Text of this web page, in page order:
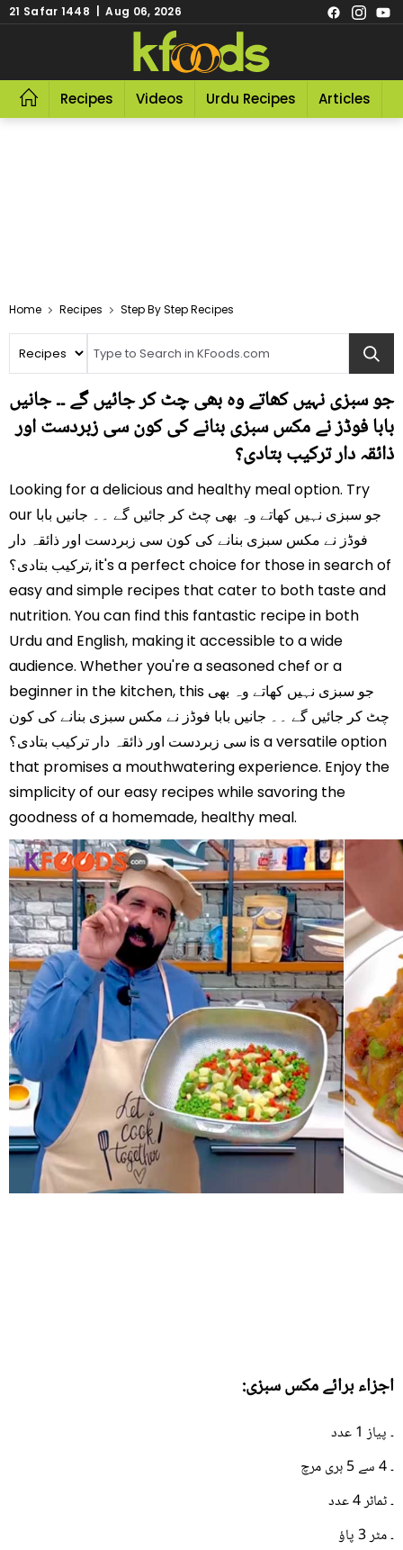
21 Safar 1448 | Aug 06, 2026
Recipes Videos Urdu Recipes Articles
Home Recipes Step By Step Recipes
جو سبزی نہیں کھاتے وہ بھی چٹ کر جائیں گے ۔۔ جانیں
بابا فوڈز نے مکس سبزی بنانے کی کون سی زبردست اور
ذائقہ دار ترکیب بتادی؟
Looking for a delicious and healthy meal option. Try
our جو سبزی نہیں کھاتے وہ بھی چٹ کر جائیں گے ۔۔ جانیں بابا
فوڈز نے مکس سبزی بنانے کی کون سی زبردست اور ذائقہ دار
ترکیب بتادی؟, it's a perfect choice for those in search of
easy and simple recipes that cater to both taste and
nutrition. You can find this fantastic recipe in both
Urdu and English, making it accessible to a wide
audience. Whether you're a seasoned chef or a
beginner in the kitchen, this جو سبزی نہیں کھاتے وہ بھی
چٹ کر جائیں گے ۔۔ جانیں بابا فوڈز نے مکس سبزی بنانے کی کون
سی زبردست اور ذائقہ دار ترکیب بتادی؟ is a versatile option
that promises a mouthwatering experience. Enjoy the
simplicity of our easy recipes while savoring the
goodness of a homemade, healthy meal.
اجزاء برائے مکس سبزی:
۔ پیاز 1 عدد
۔ 4 سے 5 ہری مرچ
۔ ٹماٹر 4 عدد
۔ مٹر 3 پاؤ